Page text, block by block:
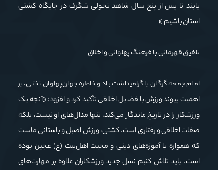
یابند تا پس از پنج سال شاهد تحولی شگرف در جایگاه کشتی
استان باشیم.»
تلفیق قهرمانی با فرهنگ پهلوانی و اخلاق
امام جمعه گرگان با گرامیداشت یاد و خاطره جهان‌پهلوان تختی، بر
اهمیت پیوند ورزش با فضایل اخلاقی تأکید کرد و افزود: «آنچه یک
ورزشکار را در تاریخ ماندگار می‌کند، تنها مدال‌های او نیست، بلکه
صفات اخلاقی و رفتاری است. کشتی، ورزش اصیل و باستانی ماست
که همواره با آموزه‌های دینی و محبت اهل‌بیت (ع) عجین بوده
است. باید تلاش کنیم نسل جدید ورزشکاران علاوه بر مهارت‌های